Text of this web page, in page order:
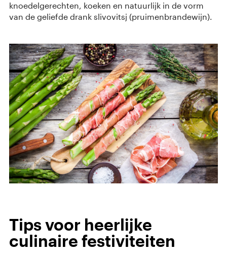
knoedelgerechten, koeken en natuurlijk in de vorm
van de geliefde drank slivovitsj (pruimenbrandewijn).
Tips voor heerlijke
culinaire festiviteiten